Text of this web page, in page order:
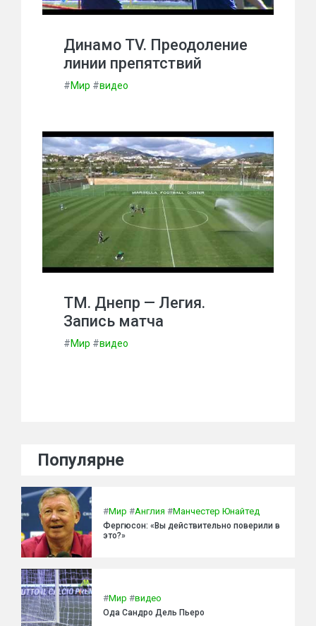
Динамо TV. Преодоление
линии препятствий
#Мир #видео
ТМ. Днепр — Легия.
Запись матча
#Мир #видео
Популярне
#Мир #Англия #Манчестер Юнайтед
Фергюсон: «Вы действительно поверили в
это?»
#Мир #видео
Ода Сандро Дель Пьеро